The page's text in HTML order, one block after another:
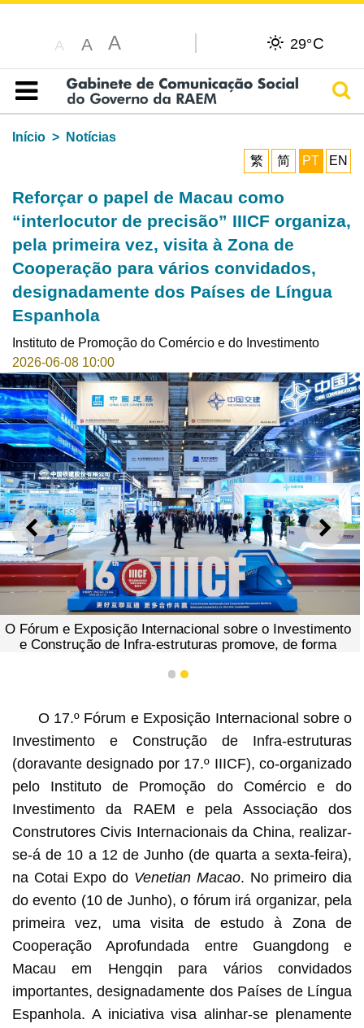
A A A 29°C
Índice
Início
Notícias
繁
简 PT EN
Reforçar o papel de Macau como
“interlocutor de precisão” IIICF organiza,
pela primeira vez, visita à Zona de
Cooperação para vários convidados,
designadamente dos Países de Língua
Espanhola
Instituto de Promoção do Comércio e do Investimento
2026-06-08 10:00
ANTERIOR
O Fórum e Exposição Internacional sobre o Investimento
e Construção de Infra-estruturas promove, de forma
entre a China e os Países de Língua Espanhola, bem
1 2
O 17.º Fórum e Exposição Internacional sobre o
Investimento e Construção de Infra-estruturas
(doravante designado por 17.º IIICF), co-organizado
pelo Instituto de Promoção do Comércio e do
Investimento da RAEM e pela Associação dos
Construtores Civis Internacionais da China, realizar-
se-á de 10 a 12 de Junho (de quarta a sexta-feira),
na Cotai Expo do Venetian Macao. No primeiro dia
do evento (10 de Junho), o fórum irá organizar, pela
primeira vez, uma visita de estudo à Zona de
Cooperação Aprofundada entre Guangdong e
Macau em Hengqin para vários convidados
importantes, designadamente dos Países de Língua
Espanhola. A iniciativa visa alinhar-se plenamente